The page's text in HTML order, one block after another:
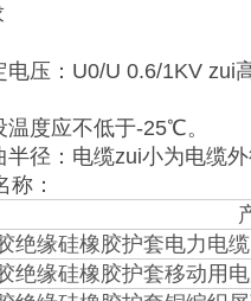
电压：U0/U 0.6/1KV
度应不低于-25℃。
半径：电缆zui小为电缆
称：
绝缘硅橡胶护套电力电缆
绝缘硅橡胶护套移动用